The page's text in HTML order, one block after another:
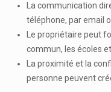
La communication
téléphone, par email
Le propriétaire peut
commun, les écoles
La proximité et la
personne peuvent